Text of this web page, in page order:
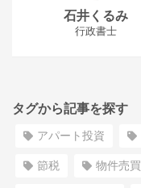
石井くるみ
行政書士
タグから記事を探す
アパート投資
節税 物件売買